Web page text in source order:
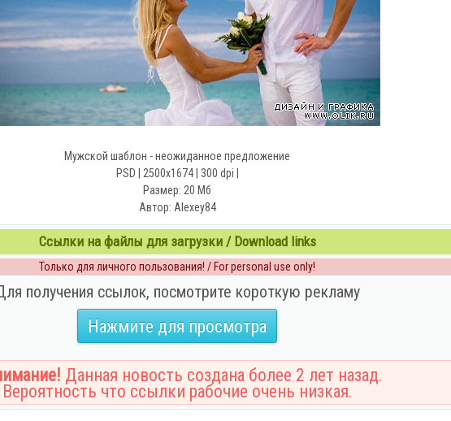
Мужской шаблон - неожиданное предложение
PSD | 2500x1674 | 300 dpi |
Размер: 20 Мб
Автор: Alexey84
Ссылки на файлы для загрузки / Download links
Только для личного пользования! / For personal use only!
получения ссылок, посмотрите короткую рекламу
Нажмите для просмотра
Данная новость создана более 2 лет назад.
Вероятность что ссылки рабочие очень низкая.